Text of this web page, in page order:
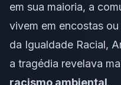
em sua maioria, a
vivem em encostas
da Igualdade Racial,
a tragédia revelava
racismo ambiental.